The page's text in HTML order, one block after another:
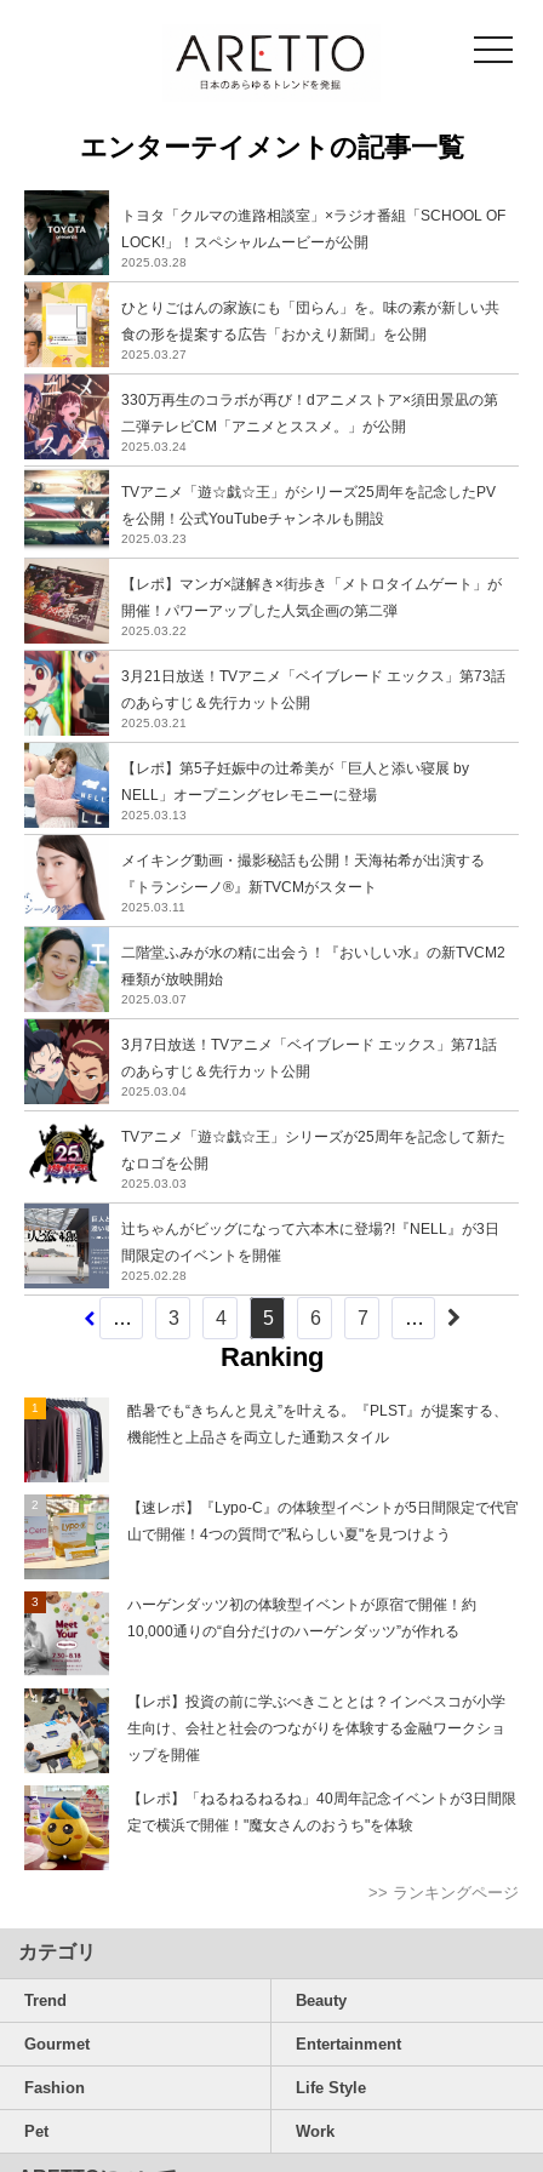
toggle
エンターテイメントの記事一覧
トヨタ「クルマの進路相談室」×ラジオ番組「SCHOOL OF
LOCK!」！スペシャルムービーが公開
2025.03.28
ひとりごはんの家族にも「団らん」を。味の素が新しい共
食の形を提案する広告「おかえり新聞」を公開
2025.03.27
330万再生のコラボが再び！dアニメストア×須田景凪の第
二弾テレビCM「アニメとススメ。」が公開
2025.03.24
TVアニメ「遊☆戯☆王」がシリーズ25周年を記念したPV
を公開！公式YouTubeチャンネルも開設
2025.03.23
【レポ】マンガ×謎解き×街歩き「メトロタイムゲート」が
開催！パワーアップした人気企画の第二弾
2025.03.22
3月21日放送！TVアニメ「ベイブレード エックス」第73話
のあらすじ＆先行カット公開
2025.03.21
【レポ】第5子妊娠中の辻希美が「巨人と添い寝展 by
NELL」オープニングセレモニーに登場
2025.03.13
メイキング動画・撮影秘話も公開！天海祐希が出演する
『トランシーノ®』新TVCMがスタート
2025.03.11
二階堂ふみが⽔の精に出会う！『おいしい水』の新TVCM2
種類が放映開始
2025.03.07
3月7日放送！TVアニメ「ベイブレード エックス」第71話
のあらすじ＆先行カット公開
2025.03.04
TVアニメ「遊☆戯☆王」シリーズが25周年を記念して新た
なロゴを公開
2025.03.03
辻ちゃんがビッグになって六本木に登場?!『NELL』が3日
間限定のイベントを開催
2025.02.28
… 3 4 5 6 7 …
Ranking
酷暑でも“きちんと見え”を叶える。『PLST』が提案する、
機能性と上品さを両立した通勤スタイル
【速レポ】『Lypo-C』の体験型イベントが5日間限定で代官
山で開催！4つの質問で"私らしい夏"を見つけよう
ハーゲンダッツ初の体験型イベントが原宿で開催！約
10,000通りの“自分だけのハーゲンダッツ”が作れる
【レポ】投資の前に学ぶべきこととは？インベスコが小学
生向け、会社と社会のつながりを体験する金融ワークショ
ップを開催
【レポ】「ねるねるねるね」40周年記念イベントが3日間限
定で横浜で開催！"魔女さんのおうち"を体験
>> ランキングページ
カテゴリ
Trend Beauty
Gourmet Entertainment
Fashion Life Style
Pet Work